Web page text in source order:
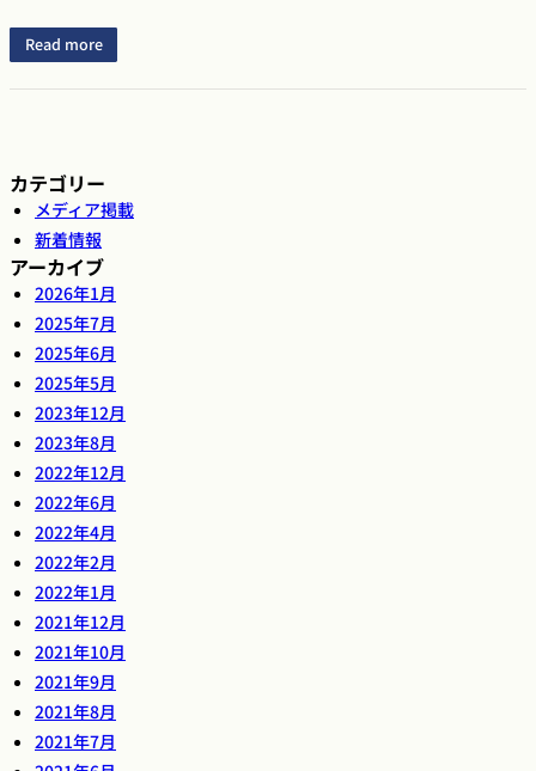
Read more
カテゴリー
メディア掲載
新着情報
アーカイブ
2026年1月
2025年7月
2025年6月
2025年5月
2023年12月
2023年8月
2022年12月
2022年6月
2022年4月
2022年2月
2022年1月
2021年12月
2021年10月
2021年9月
2021年8月
2021年7月